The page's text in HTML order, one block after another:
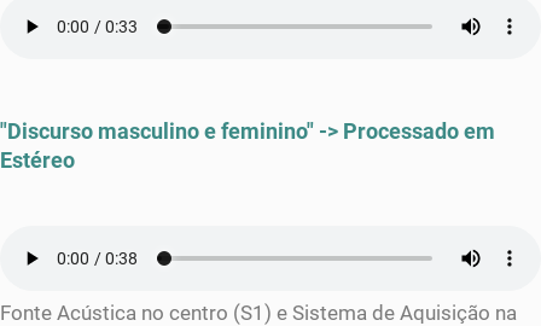
"Discurso masculino e feminino" -> Processado em
Estéreo
Fonte Acústica no centro (S1) e Sistema de Aquisição na